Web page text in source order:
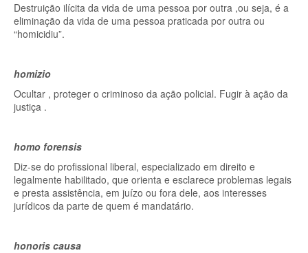
Destruição ilícita da vida de uma pessoa por outra ,ou seja, é a
eliminação da vida de uma pessoa praticada por outra ou
“homicidiu”.
homizio
Ocultar , proteger o criminoso da ação policial. Fugir à ação da
justiça .
homo forensis
Diz-se do profissional liberal, especializado em direito e
legalmente habilitado, que orienta e esclarece problemas legais
e presta assistência, em juízo ou fora dele, aos interesses
jurídicos da parte de quem é mandatário.
honoris causa